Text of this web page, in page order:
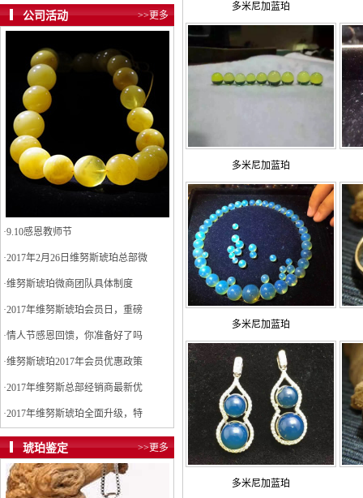
公司活动 >>更多
·9.10感恩教师节
·2017年2月26日维努斯琥珀总部微
·维努斯琥珀微商团队具体制度
·2017年维努斯琥珀会员日，重磅
·情人节感恩回馈，你准备好了吗
·维努斯琥珀2017年会员优惠政策
·2017年维努斯总部经销商最新优
·2017年维努斯琥珀全面升级，特
琥珀鉴定 >>更多
多米尼加蓝珀
多米尼加蓝珀
多米尼加蓝珀
多米尼加蓝珀